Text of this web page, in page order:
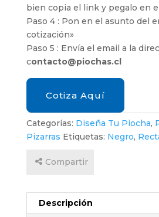
bien copia el link y pegalo en
Paso 4 : Pon en el asunto del
cotización»
Paso 5 : Envía el email a la
contacto@piochas.cl
Cotiza Aquí
Categorías: Diseña Tu Piocha,
Pizarras Etiquetas: Negro,
Compartir
Descripción